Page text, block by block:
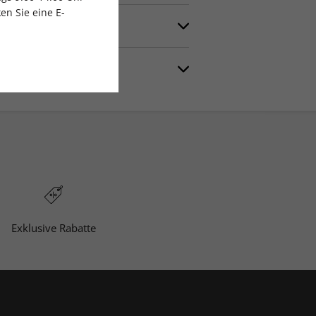
frühestens zum Ablauf der
Exklusive Rabatte
Sie eine E-